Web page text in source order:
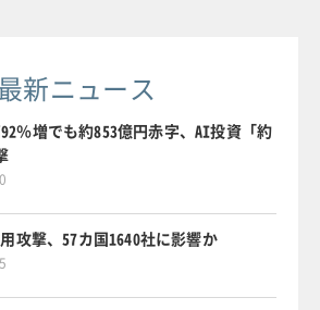
新ニュース
％増でも約853億円赤字、AI投資「約
攻撃、57カ国1640社に影響か